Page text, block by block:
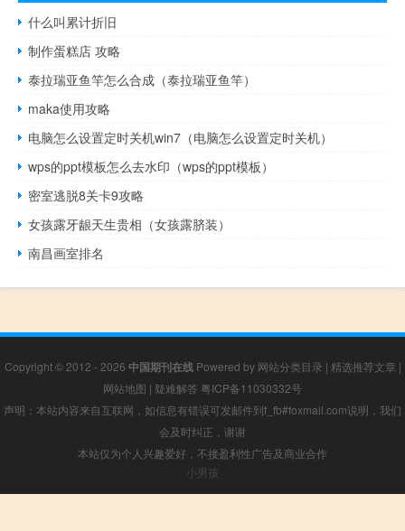
什么叫累计折旧
制作蛋糕店 攻略
泰拉瑞亚鱼竿怎么合成（泰拉瑞亚鱼竿）
maka使用攻略
电脑怎么设置定时关机win7（电脑怎么设置定时关机）
wps的ppt模板怎么去水印（wps的ppt模板）
密室逃脱8关卡9攻略
女孩露牙龈天生贵相（女孩露脐装）
南昌画室排名
Copyright © 2012 - 2026 中国期刊在线Powered by 网站分类目录 | 精选推荐文章 |
网站地图 | 疑难解答 粤ICP备11030332号
声明：本站内容来自互联网，如信息有错误可发邮件到f_fb#foxmail.com说明，我们
会及时纠正，谢谢
本站仅为个人兴趣爱好，不接盈利性广告及商业合作
小男孩